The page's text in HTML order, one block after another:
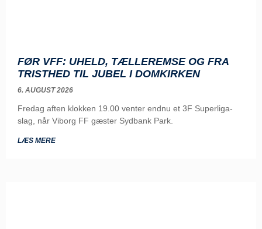
FØR VFF: UHELD, TÆLLEREMSE OG FRA
TRISTHED TIL JUBEL I DOMKIRKEN
6. AUGUST 2026
Fredag aften klokken 19.00 venter endnu et 3F Superliga-
slag, når Viborg FF gæster Sydbank Park.
LÆS MERE